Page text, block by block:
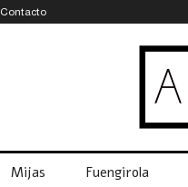
Contacto
Mijas Fuengirola